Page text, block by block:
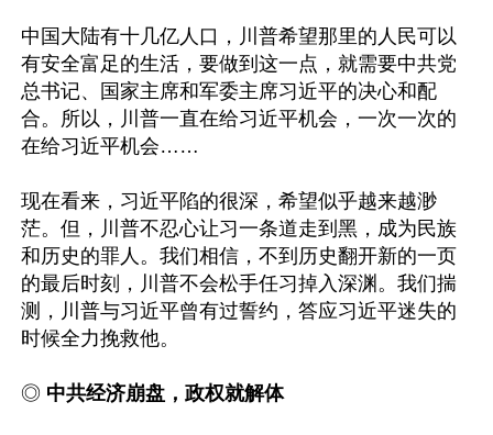
中国大陆有十几亿人口，川普希望那里的人民可以
有安全富足的生活，要做到这一点，就需要中共党
总书记、国家主席和军委主席习近平的决心和配
合。所以，川普一直在给习近平机会，一次一次的
在给习近平机会……
现在看来，习近平陷的很深，希望似乎越来越渺
茫。但，川普不忍心让习一条道走到黑，成为民族
和历史的罪人。我们相信，不到历史翻开新的一页
的最后时刻，川普不会松手任习掉入深渊。我们揣
测，川普与习近平曾有过誓约，答应习近平迷失的
时候全力挽救他。
◎ 中共经济崩盘，政权就解体